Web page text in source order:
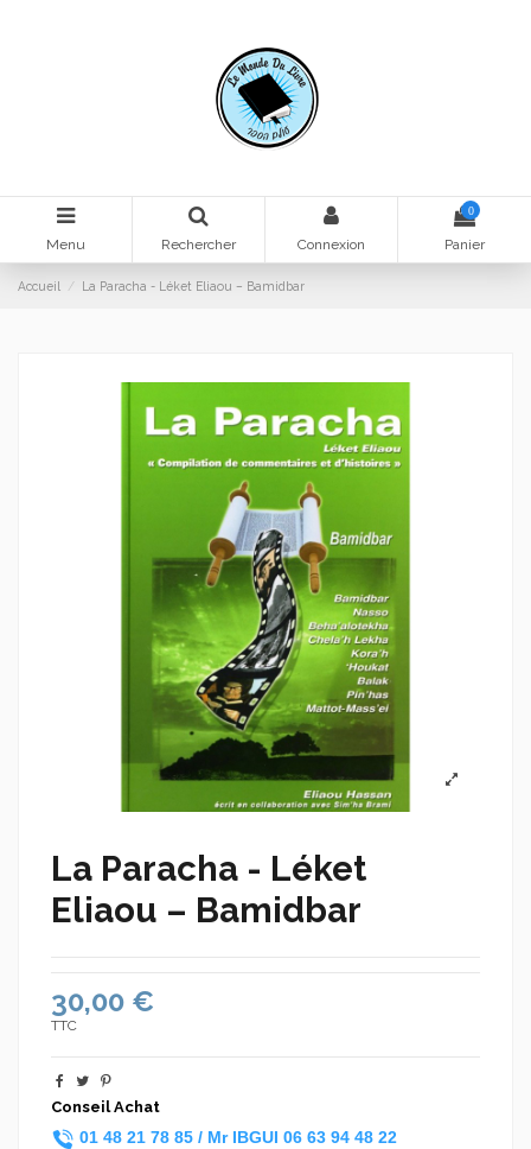
Menu Rechercher Connexion
0
Panier
Accueil La Paracha - Léket Eliaou – Bamidbar
La Paracha - Léket
Eliaou – Bamidbar
30,00 €
TTC
Conseil Achat
01 48 21 78 85 / Mr IBGUI 06 63 94 48 22